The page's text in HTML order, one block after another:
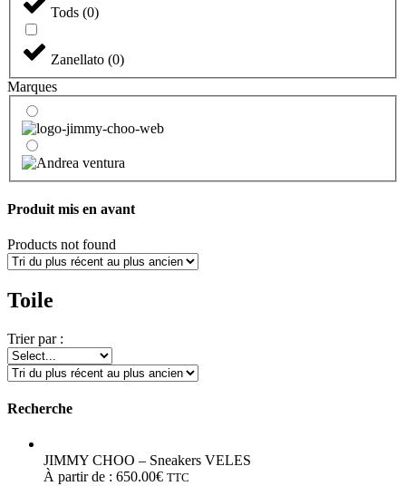
Tods (0)
Zanellato (0)
Marques
Produit mis en avant
Products not found
Toile
Trier par :
Recherche
JIMMY CHOO – Sneakers VELES
À partir de : 650.00€ TTC